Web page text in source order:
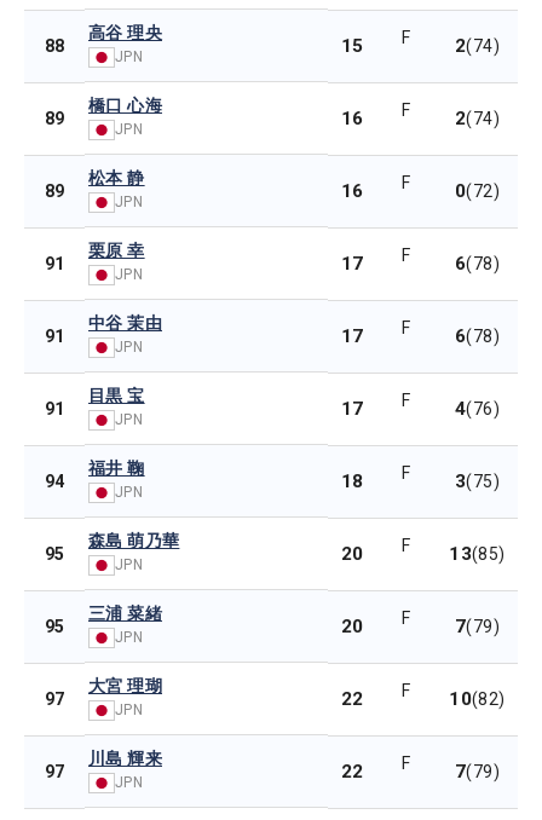
88
高谷 理央
JPN 15 F 2(74)
89
橋口 心海
JPN 16 F 2(74)
89
松本 静
JPN 16 F 0(72)
91
栗原 幸
JPN 17 F 6(78)
91
中谷 茉由
JPN 17 F 6(78)
91
目黒 宝
JPN 17 F 4(76)
94
福井 鞠
JPN 18 F 3(75)
95
森島 萌乃華
JPN 20 F 13(85)
95
三浦 菜緒
JPN 20 F 7(79)
97
大宮 理瑚
JPN 22 F 10(82)
97
川島 輝来
JPN 22 F 7(79)